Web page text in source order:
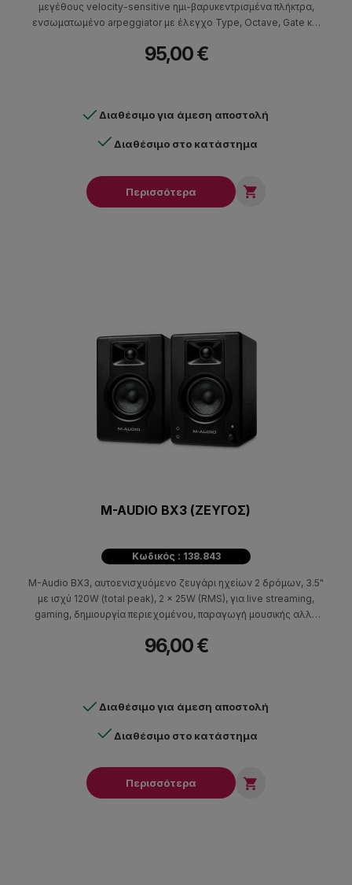
μεγέθους velocity-sensitive ημι-βαρυκεντρισμένα πλήκτρα,
ενσωματωμένο arpeggiator με έλεγχο Type, Octave, Gate και
95,00 €
Διαθέσιμο για άμεση αποστολή
Διαθέσιμο στο κατάστημα
Περισσότερα 
M-AUDIO BX3 (ΖΕΥΓΟΣ)
Κωδικός : 138.843
M-Audio BX3, αυτοενισχυόμενο ζευγάρι ηχείων 2 δρόμων, 3.5"
με ισχύ 120W (total peak), 2 x 25W (RMS), για live streaming,
gaming, δημιουργία περιεχομένου, παραγωγή μουσικής αλλά
96,00 €
Διαθέσιμο για άμεση αποστολή
Διαθέσιμο στο κατάστημα
Περισσότερα 